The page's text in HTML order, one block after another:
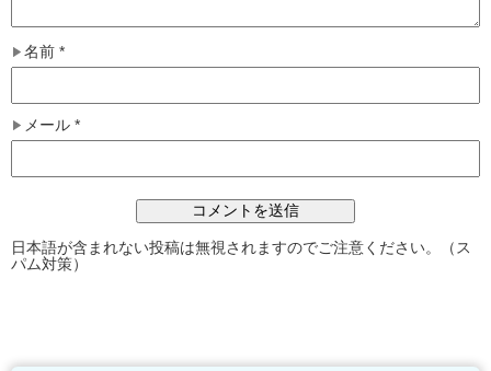
名前 *
メール *
日本語が含まれない投稿は無視されますのでご注意ください。（ス
パム対策）